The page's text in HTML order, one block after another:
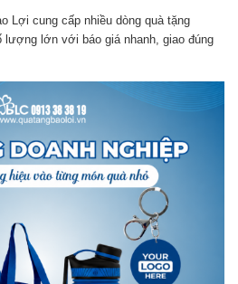
Lợi cung cấp nhiều dòng quà tặng
lượng lớn với báo giá nhanh, giao đúng